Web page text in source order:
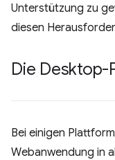
Unterstützung zu
diesen
Die Desktop-
Bei einigen
Webanwendung in